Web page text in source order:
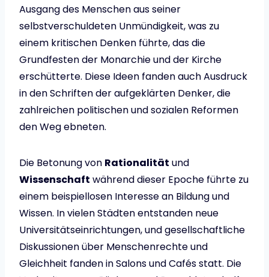
Ausgang des Menschen aus seiner
selbstverschuldeten Unmündigkeit, was zu
einem kritischen Denken führte, das die
Grundfesten der Monarchie und der Kirche
erschütterte. Diese Ideen fanden auch Ausdruck
in den Schriften der aufgeklärten Denker, die
zahlreichen politischen und sozialen Reformen
den Weg ebneten.
Die Betonung von Rationalität und
Wissenschaft während dieser Epoche führte zu
einem beispiellosen Interesse an Bildung und
Wissen. In vielen Städten entstanden neue
Universitätseinrichtungen, und gesellschaftliche
Diskussionen über Menschenrechte und
Gleichheit fanden in Salons und Cafés statt. Die